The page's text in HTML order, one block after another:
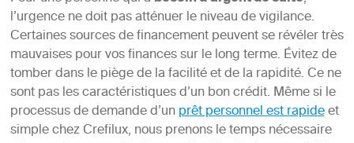
l’urgence ne doit pas atténuer le niveau de vigilance.
Certaines sources de financement peuvent se révéler très
mauvaises pour vos finances sur le long terme. Évitez de
tomber dans le piège de la facilité et de la rapidité. Ce ne
sont pas les caractéristiques d’un bon crédit. Même si le
processus de demande d’unprêt personnel est rapideet
simple chez Crefilux, nous prenons le temps nécessaire